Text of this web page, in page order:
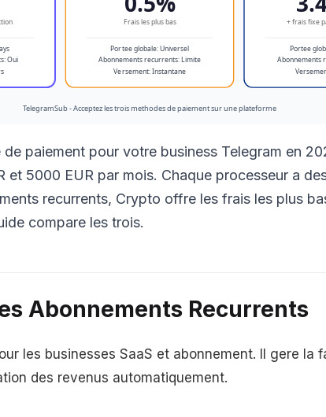
paiement pour votre business Telegram en
et 5000 EUR par mois. Chaque processeur a
recurrents, Crypto offre les frais les plus
compare les trois.
Abonnements Recurrents
les businesses SaaS et abonnement. Il gere la
des revenus automatiquement.